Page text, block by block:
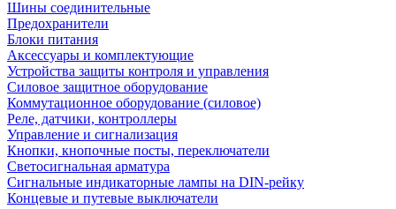
Шины соединительные
Предохранители
Блоки питания
Аксессуары и комплектующие
Устройства защиты контроля и управления
Силовое защитное оборудование
Коммутационное оборудование (силовое)
Реле, датчики, контроллеры
Управление и сигнализация
Кнопки, кнопочные посты, переключатели
Светосигнальная арматура
Сигнальные индикаторные лампы на DIN-рейку
Концевые и путевые выключатели